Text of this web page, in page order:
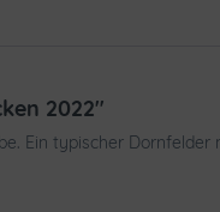
2022"
Ein typischer